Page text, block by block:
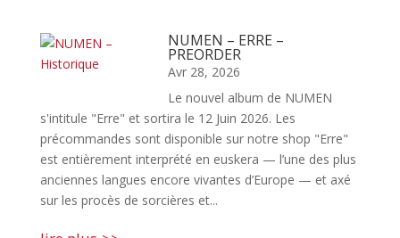
NUMEN – ERRE –
PREORDER
Avr 28, 2026
Le nouvel album de NUMEN
s'intitule "Erre" et sortira le 12 Juin 2026. Les
précommandes sont disponible sur notre shop "Erre"
est entièrement interprété en euskera — l’une des plus
anciennes langues encore vivantes d’Europe — et axé
sur les procès de sorcières et...